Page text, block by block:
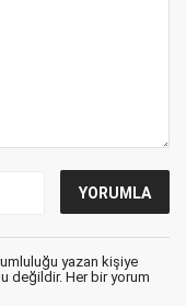
yazan kişiye
değildir. Her bir yorum